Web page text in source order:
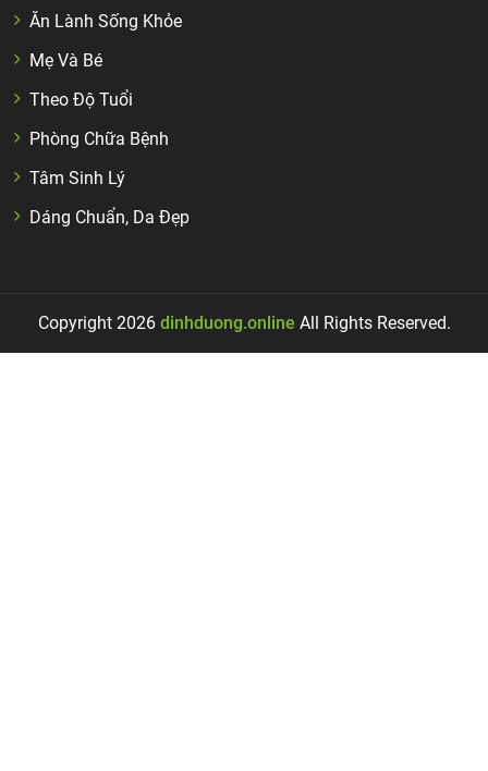
Ăn Lành Sống Khỏe
Mẹ Và Bé
Theo Độ Tuổi
Phòng Chữa Bệnh
Tâm Sinh Lý
Dáng Chuẩn, Da Đẹp
Copyright 2026 dinhduong.online All Rights Reserved.